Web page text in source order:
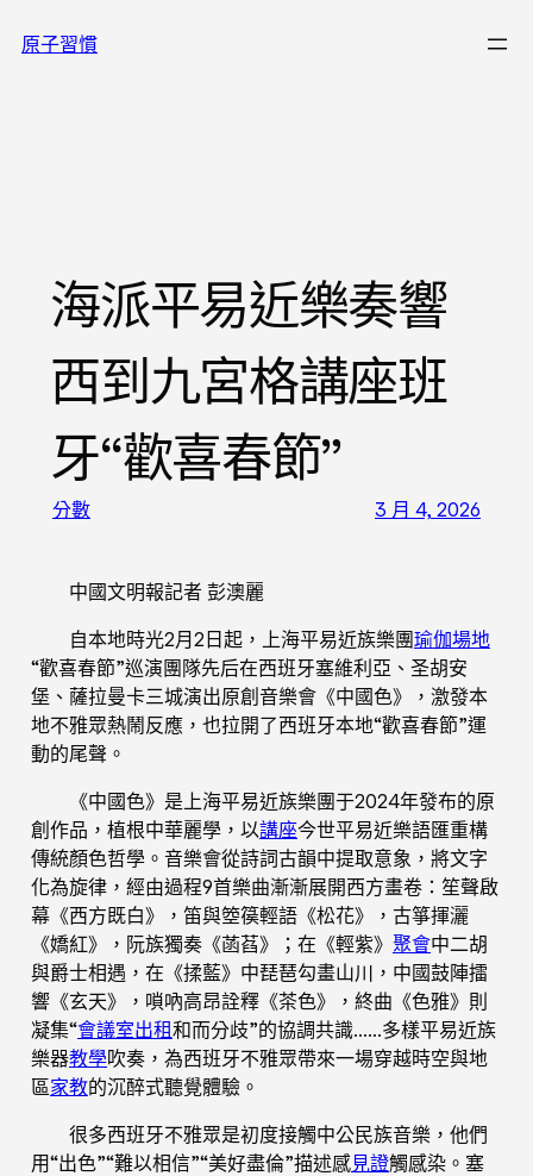
至原子習慣
海派平易近樂奏響
西到九宮格講座班
牙“歡喜春節”
分數 3 月 4, 2026
中國文明報記者 彭澳麗
自本地時光2月2日起，上海平易近族樂團瑜伽場地
“歡喜春節”巡演團隊先后在西班牙塞維利亞、圣胡安
堡、薩拉曼卡三城演出原創音樂會《中國色》，激發本
地不雅眾熱鬧反應，也拉開了西班牙本地“歡喜春節”運
動的尾聲。
《中國色》是上海平易近族樂團于2024年發布的原
創作品，植根中華麗學，以講座今世平易近樂語匯重構
傳統顏色哲學。音樂會從詩詞古韻中提取意象，將文字
化為旋律，經由過程9首樂曲漸漸展開西方畫卷：笙聲啟
幕《西方既白》，笛與箜篌輕語《松花》，古箏揮灑
《嬌紅》，阮族獨奏《菡萏》；在《輕紫》 聚會中二胡
與爵士相遇，在《揉藍》中琵琶勾畫山川，中國鼓陣擂
響《玄天》，嗩吶高昂詮釋《茶色》，終曲《色雅》則
凝集“會議室出租和而分歧”的協調共識……多樣平易近族
樂器教學吹奏，為西班牙不雅眾帶來一場穿越時空與地
區家教的沉醉式聽覺體驗。
很多西班牙不雅眾是初度接觸中公民族音樂，他們
用“出色”“難以相信”“美好盡倫”描述感見證觸感染。塞